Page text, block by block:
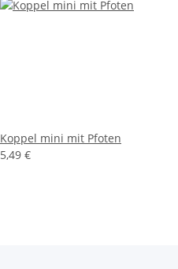
Koppel mini mit Pfoten
5,49 €